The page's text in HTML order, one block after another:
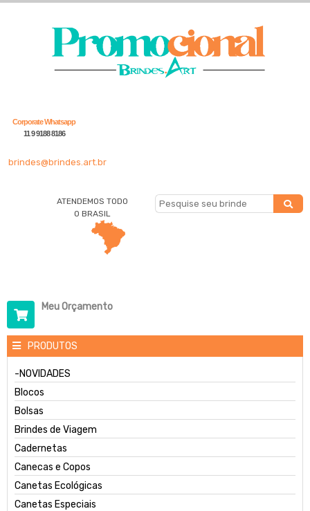
Corporate Whatsapp
11 9 9188 8186
brindes@brindes.art.br
ATENDEMOS TODO
O BRASIL
Meu Orçamento
PRODUTOS
-NOVIDADES
Blocos
Bolsas
Brindes de Viagem
Cadernetas
Canecas e Copos
Canetas Ecológicas
Canetas Especiais